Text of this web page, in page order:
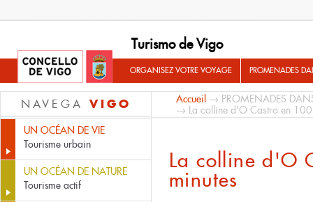
Turismo de Vigo
ORGANISEZ VOTRE VOYAGE PROMENADES
NAVEGA VIGO
UN OCÉAN DE VIE
Tourisme urbain
UN OCÉAN DE NATURE
Tourisme actif
Accueil → PROMENADES
→ La colline d'O Castro en 100
La colline d'O
minutes